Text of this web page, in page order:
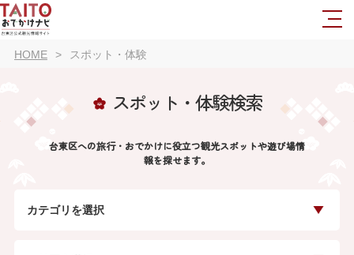
HOME スポット・体験
スポット・体験検索
台東区への旅行・おでかけに役立つ観光スポットや遊び場情
報を探せます。
カテゴリを選択